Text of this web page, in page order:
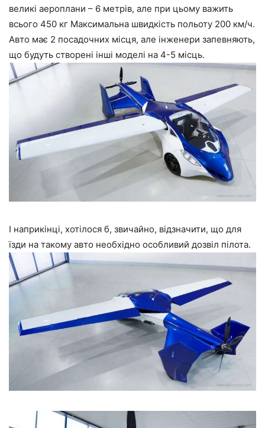
великі аероплани – 6 метрів, але при цьому важить
всього 450 кг Максимальна швидкість польоту 200 км/ч.
Авто має 2 посадочних місця, але інженери запевняють,
що будуть створені інші моделі на 4-5 місць.
І наприкінці, хотілося б, звичайно, відзначити, що для
їзди на такому авто необхідно особливий дозвіл пілота.